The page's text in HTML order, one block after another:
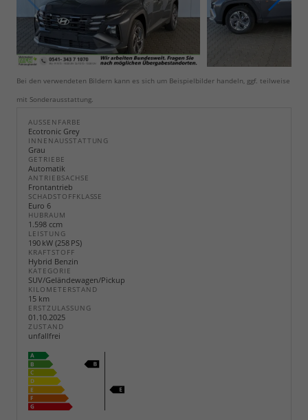
Bei den verwendeten Bildern kann es sich um Beispielbilder handeln, ggf. teilweise
mit Sonderausstattung.
AUSSENFARBE
Ecotronic Grey
INNENAUSSTATTUNG
Grau
GETRIEBE
Automatik
ANTRIEBSACHSE
Frontantrieb
SCHADSTOFFKLASSE
Euro 6
HUBRAUM
1.598 ccm
LEISTUNG
190 kW (258 PS)
KRAFTSTOFF
Hybrid Benzin
KATEGORIE
SUV/Geländewagen/Pickup
KILOMETERSTAND
15 km
ERSTZULASSUNG
01.10.2025
ZUSTAND
unfallfrei